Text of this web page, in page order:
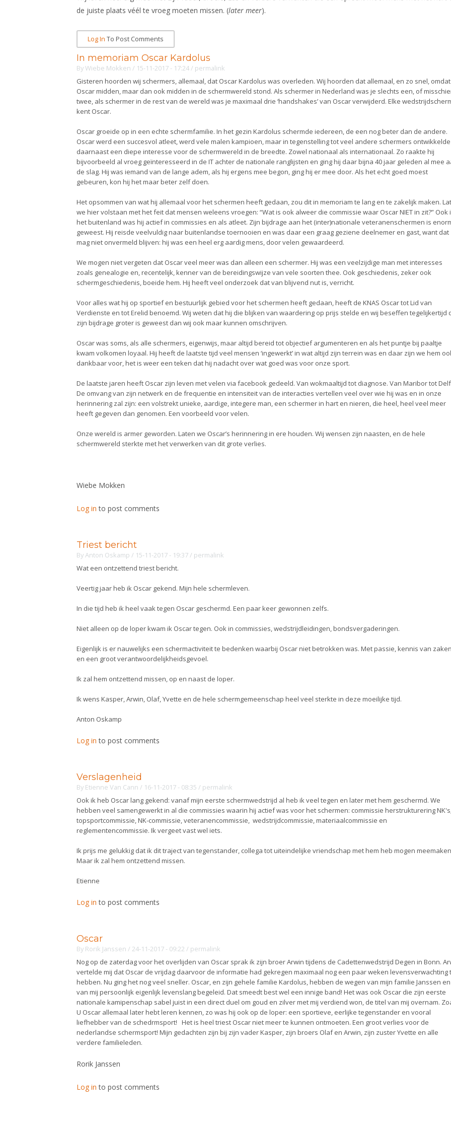
de juiste plaats véél te vroeg moeten missen. (later meer).
Log In To Post Comments
In memoriam Oscar Kardolus
ByWiebe Mokken / 15-11-2017 - 17:24/ permalink
Gisteren hoorden wij schermers, allemaal, dat Oscar Kardolus was overleden. Wij hoorden dat allemaal, en zo snel, omdat
Oscar midden, maar dan ook midden in de schermwereld stond. Als schermer in Nederland was je slechts een, of
twee, als schermer in de rest van de wereld was je maximaal drie ‘handshakes’ van Oscar verwijderd. Elke
kent Oscar.
Oscar groeide op in een echte schermfamilie. In het gezin Kardolus schermde iedereen, de een nog beter dan de andere.
Oscar werd een succesvol atleet, werd vele malen kampioen, maar in tegenstelling tot veel andere schermers
daarnaast een diepe interesse voor de schermwereld in de breedte. Zowel nationaal als internationaal. Zo raakte hij
bijvoorbeeld al vroeg geïnteresseerd in de IT achter de nationale ranglijsten en ging hij daar bijna 40 jaar geleden al mee
de slag. Hij was iemand van de lange adem, als hij ergens mee begon, ging hij er mee door. Als het echt goed moest
gebeuren, kon hij het maar beter zelf doen.
Het opsommen van wat hij allemaal voor het schermen heeft gedaan, zou dit in memoriam te lang en te zakelijk maken.
we hier volstaan met het feit dat mensen weleens vroegen: “Wat is ook alweer die commissie waar Oscar NIET in zit?” Ook
het buitenland was hij actief in commissies en als atleet. Zijn bijdrage aan het (inter)nationale veteranenschermen is
geweest. Hij reisde veelvuldig naar buitenlandse toernooien en was daar een graag geziene deelnemer en gast, want dat
mag niet onvermeld blijven: hij was een heel erg aardig mens, door velen gewaardeerd.
We mogen niet vergeten dat Oscar veel meer was dan alleen een schermer. Hij was een veelzijdige man met interesses
zoals genealogie en, recentelijk, kenner van de bereidingswijze van vele soorten thee. Ook geschiedenis, zeker ook
schermgeschiedenis, boeide hem. Hij heeft veel onderzoek dat van blijvend nut is, verricht.
Voor alles wat hij op sportief en bestuurlijk gebied voor het schermen heeft gedaan, heeft de KNAS Oscar tot Lid van
Verdienste en tot Erelid benoemd. Wij weten dat hij die blijken van waardering op prijs stelde en wij beseffen tegelijkertijd
zijn bijdrage groter is geweest dan wij ook maar kunnen omschrijven.
Oscar was soms, als alle schermers, eigenwijs, maar altijd bereid tot objectief argumenteren en als het puntje bij paaltje
kwam volkomen loyaal. Hij heeft de laatste tijd veel mensen ‘ingewerkt’ in wat altijd zijn terrein was en daar zijn we hem
dankbaar voor, het is weer een teken dat hij nadacht over wat goed was voor onze sport.
De laatste jaren heeft Oscar zijn leven met velen via facebook gedeeld. Van wokmaaltijd tot diagnose. Van Maribor tot
De omvang van zijn netwerk en de frequentie en intensiteit van de interacties vertellen veel over wie hij was en in onze
herinnering zal zijn: een volstrekt unieke, aardige, integere man, een schermer in hart en nieren, die heel, heel veel meer
heeft gegeven dan genomen. Een voorbeeld voor velen.
Onze wereld is armer geworden. Laten we Oscar’s herinnering in ere houden. Wij wensen zijn naasten, en de hele
schermwereld sterkte met het verwerken van dit grote verlies.
Wiebe Mokken
Log in to post comments
Triest bericht
ByAnton Oskamp / 15-11-2017 - 19:37/ permalink
Wat een ontzettend triest bericht.
Veertig jaar heb ik Oscar gekend. Mijn hele schermleven.
In die tijd heb ik heel vaak tegen Oscar geschermd. Een paar keer gewonnen zelfs.
Niet alleen op de loper kwam ik Oscar tegen. Ook in commissies, wedstrijdleidingen, bondsvergaderingen.
Eigenlijk is er nauwelijks een schermactiviteit te bedenken waarbij Oscar niet betrokken was. Met passie, kennis van zaken
en een groot verantwoordelijkheidsgevoel.
Ik zal hem ontzettend missen, op en naast de loper.
Ik wens Kasper, Arwin, Olaf, Yvette en de hele schermgemeenschap heel veel sterkte in deze moeilijke tijd.
Anton Oskamp
Log in to post comments
Verslagenheid
By Etienne Van Cann / 16-11-2017 - 08:35 / permalink
Ook ik heb Oscar lang gekend: vanaf mijn eerste schermwedstrijd al heb ik veel tegen en later met hem geschermd. We
hebben veel samengewerkt in al die commissies waarin hij actief was voor het schermen: commissie herstrukturering
topsportcommissie, NK-commissie, veteranencommissie, wedstrijdcommissie, materiaalcommissie en
reglementencommissie. Ik vergeet vast wel iets.
Ik prijs me gelukkig dat ik dit traject van tegenstander, collega tot uiteindelijke vriendschap met hem heb mogen
Maar ik zal hem ontzettend missen.
Etienne
Log in to post comments
Oscar
By Rorik Janssen / 24-11-2017 - 09:22 / permalink
Nog op de zaterdag voor het overlijden van Oscar sprak ik zijn broer Arwin tijdens de Cadettenwedstrijd Degen in Bonn.
vertelde mij dat Oscar de vrijdag daarvoor de informatie had gekregen maximaal nog een paar weken levensverwachting
hebben. Nu ging het nog veel sneller. Oscar, en zijn gehele familie Kardolus, hebben de wegen van mijn familie Janssen en
van mij persoonlijk eigenlijk levenslang begeleid. Dat smeedt best wel een innige band! Het was ook Oscar die zijn eerste
nationale kamipenschap sabel juist in een direct duel om goud en zilver met mij verdiend won, de titel van mij overnam.
U Oscar allemaal later hebt leren kennen, zo was hij ook op de loper: een sportieve, eerlijke tegenstander en vooral
liefhebber van de schedrmsport! Het is heel triest Oscar niet meer te kunnen ontmoeten. Een groot verlies voor de
nederlandse schermsport! Mijn gedachten zijn bij zijn vader Kasper, zijn broers Olaf en Arwin, zijn zuster Yvette en alle
verdere familieleden.
Rorik Janssen
Log in to post comments